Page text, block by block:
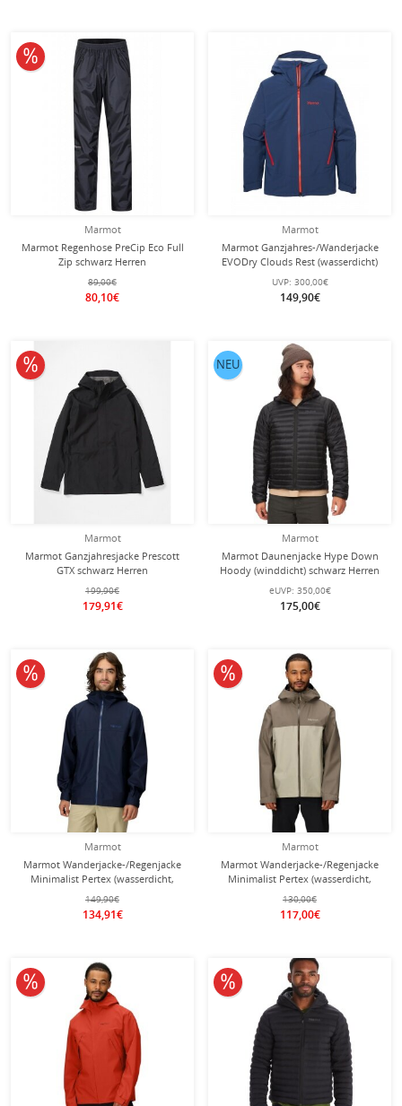
Marmot
Marmot Regenhose PreCip Eco Full
Zip schwarz Herren
89,00€
80,10€
10% reduziert
Marmot
Marmot Ganzjahres-/Wanderjacke
EVODry Clouds Rest (wasserdicht)
navy Herren
UVP: 300,00€
149,90€
Marmot
Marmot Ganzjahresjacke Prescott
GTX schwarz Herren
199,90€
179,91€
10% reduziert
Marmot
Marmot Daunenjacke Hype Down
Hoody (winddicht) schwarz Herren
eUVP: 350,00€
175,00€
NEU
Marmot
Marmot Wanderjacke-/Regenjacke
Minimalist Pertex (wasserdicht,
winddicht) schwarz Herren
149,90€
134,91€
10% reduziert
Marmot
Marmot Wanderjacke-/Regenjacke
Minimalist Pertex (wasserdicht,
winddicht) grau/beige Herren
130,00€
117,00€
10% reduziert
10% reduziert 10% reduziert